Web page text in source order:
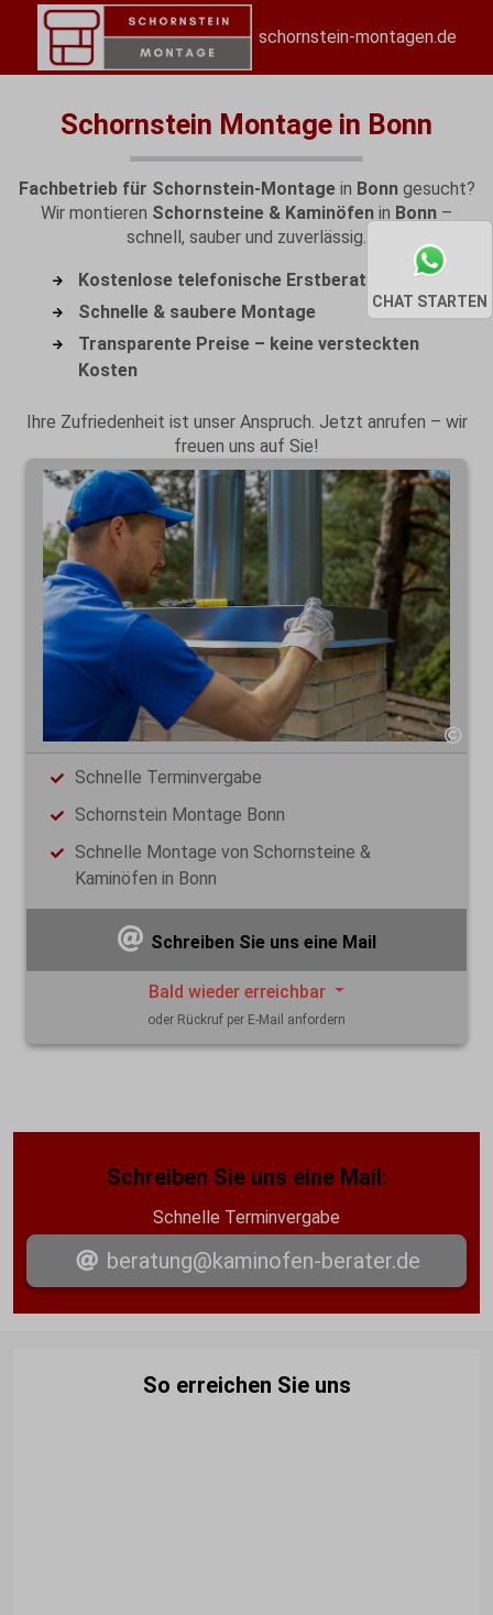
CHAT STARTEN
schornstein-montagen.de
Schornstein Montage in Bonn
Fachbetrieb für Schornstein-Montagein Bonngesucht?
Wir montieren Schornsteine & Kaminöfen in Bonn –
schnell, sauber und zuverlässig.
Kostenlose telefonische Erstberatung
Schnelle & saubere Montage
Transparente Preise – keine versteckten
Kosten
Ihre Zufriedenheit ist unser Anspruch. Jetzt anrufen – wir
freuen uns auf Sie!
Schnelle Terminvergabe
Schornstein Montage Bonn
Schnelle Montage von Schornsteine &
Kaminöfen in Bonn
Schreiben Sie uns eine Mail
Bald wieder erreichbar
oder Rückruf per E-Mail anfordern
Schreiben Sie uns eine Mail:
Schnelle Terminvergabe
beratung@kaminofen-berater.de
So erreichen Sie uns